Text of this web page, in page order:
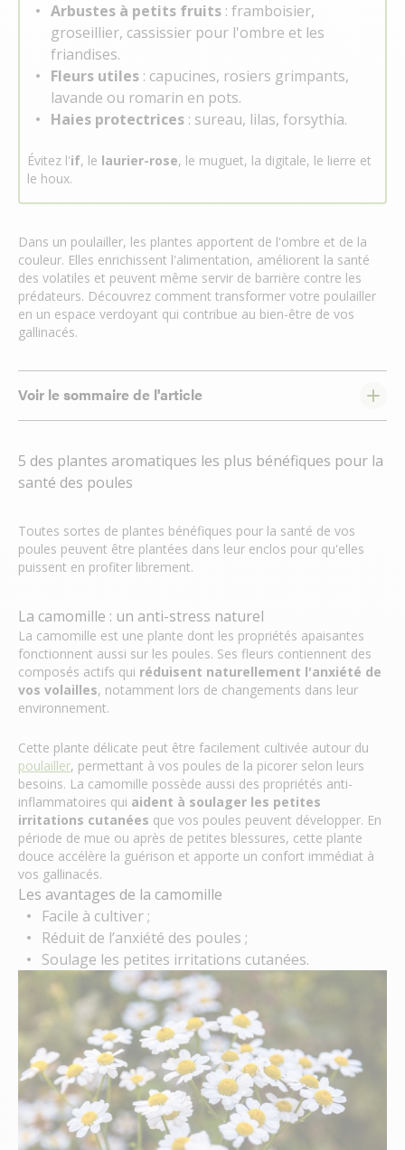
Arbustes à petits fruits : framboisier,
groseillier, cassissier pour l'ombre et les
friandises.
Fleurs utiles : capucines, rosiers grimpants,
lavande ou romarin en pots.
Haies protectrices : sureau, lilas, forsythia.
Évitez l'if, le laurier-rose, le muguet, la digitale, le lierre et
le houx.
Dans un poulailler, les plantes apportent de l'ombre et de la
couleur. Elles enrichissent l'alimentation, améliorent la santé
des volatiles et peuvent même servir de barrière contre les
prédateurs. Découvrez comment transformer votre poulailler
en un espace verdoyant qui contribue au bien-être de vos
gallinacés.
Voir le sommaire de l'article
5 des plantes aromatiques les plus bénéfiques pour la
santé des poules
Toutes sortes de plantes bénéfiques pour la santé de vos
poules peuvent être plantées dans leur enclos pour qu'elles
puissent en profiter librement.
La camomille : un anti-stress naturel
La camomille est une plante dont les propriétés apaisantes
fonctionnent aussi sur les poules. Ses fleurs contiennent des
composés actifs qui réduisent naturellement l'anxiété de
vos volailles, notamment lors de changements dans leur
environnement.
Cette plante délicate peut être facilement cultivée autour du
poulailler, permettant à vos poules de la picorer selon leurs
besoins. La camomille possède aussi des propriétés anti-
inflammatoires qui aident à soulager les petites
irritations cutanées que vos poules peuvent développer. En
période de mue ou après de petites blessures, cette plante
douce accélère la guérison et apporte un confort immédiat à
vos gallinacés.
Les avantages de la camomille
Facile à cultiver ;
Réduit de l’anxiété des poules ;
Soulage les petites irritations cutanées.